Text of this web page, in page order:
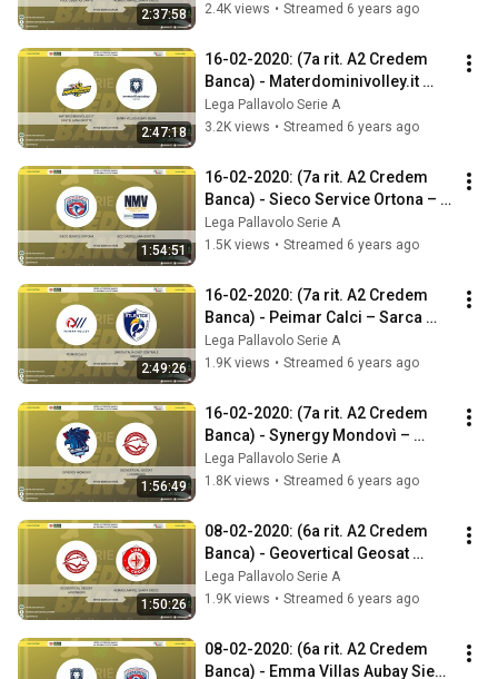
2:37:58
2.4K views • Streamed 6 years ago
2:47:18
16-02-2020: (7a rit. A2 Credem
Banca) - Materdominivolley.it
Castellana Grotte – Emma Villas
Aubay S
Lega Pallavolo Serie A
3.2K views • Streamed 6 years ago
1:54:51
16-02-2020: (7a rit. A2 Credem
Banca) - Sieco Service Ortona –
BCC Castellana Grotte
Lega Pallavolo Serie A
1.5K views • Streamed 6 years ago
2:49:26
16-02-2020: (7a rit. A2 Credem
Banca) - Peimar Calci – Sarca
Italia Chef Centrale Brescia
Lega Pallavolo Serie A
1.9K views • Streamed 6 years ago
1:56:49
16-02-2020: (7a rit. A2 Credem
Banca) - Synergy Mondovì –
Geovertical Geosat Lagonegro
Lega Pallavolo Serie A
1.8K views • Streamed 6 years ago
1:50:26
08-02-2020: (6a rit. A2 Credem
Banca) - Geovertical Geosat
Lagonegro – Kemas Lamipel
Santa Croce
Lega Pallavolo Serie A
1.9K views • Streamed 6 years ago
08-02-2020: (6a rit. A2 Credem
Banca) - Emma Villas Aubay Siena